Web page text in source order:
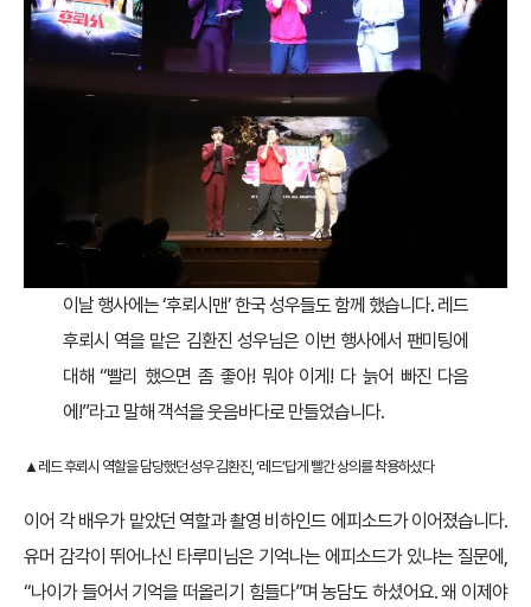
이날 행사에는 ‘후뢰시맨’ 한국 성우들도 함께 했습니다. 레드
후뢰시 역을 맡은 김환진 성우님은 이번 행사에서 팬미팅에
대해 “빨리 했으면 좀 좋아! 뭐야 이게! 다 늙어 빠진 다음
에!”라고 말해 객석을 웃음바다로 만들었습니다.
▲레드 후뢰시 역할을 담당했던 성우 김환진, ‘레드’답게 빨간 상의를 착용하셨다
이어 각 배우가 맡았던 역할과 촬영 비하인드 에피소드가 이어졌습니다.
유머 감각이 뛰어나신 타루미님은 기억나는 에피소드가 있냐는 질문에,
“나이가 들어서 기억을 떠올리기 힘들다”며 농담도 하셨어요. 왜 이제야